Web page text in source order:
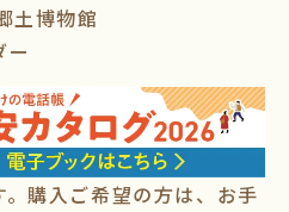
土博物館
購入ご希望の方は、お手